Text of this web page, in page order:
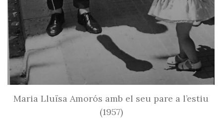
Maria Lluïsa Amorós amb el seu pare a l’estiu
(1957)